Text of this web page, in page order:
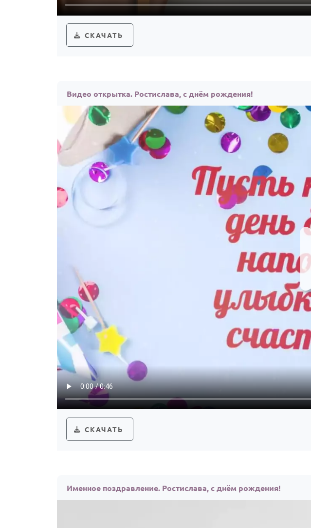
СКАЧАТЬ
Видео открытка. Ростислава, с днём рождения!
СКАЧАТЬ
Именное поздравление. Ростислава, с днём рождения!